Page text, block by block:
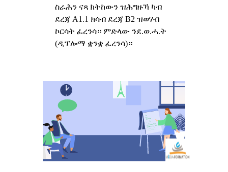
ስራሕን ናጻ ክትከውን ዝሕግዙኻ ካብ
ደረጃ A1.1 ክሳብ ደረጃ B2 ዝወሃብ
ኮርሳት ፈረንሳ። ምድላው ንደ.ወ.ሓ.ት
(ዲፕሎማ ቋንቋ ፈረንሳ)።